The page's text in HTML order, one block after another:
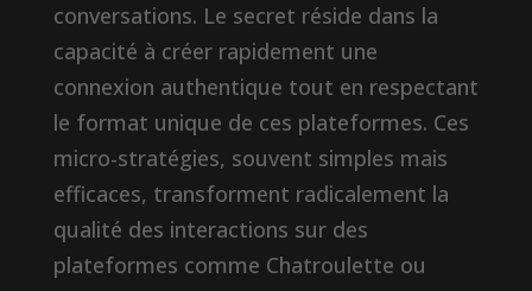
conversations. Le secret réside dans la
capacité à créer rapidement une
connexion authentique tout en respectant
le format unique de ces plateformes. Ces
micro-stratégies, souvent simples mais
efficaces, transforment radicalement la
qualité des interactions sur des
plateformes comme Chatroulette ou